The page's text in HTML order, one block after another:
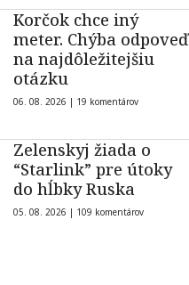
Korčok chce iný
meter. Chýba odpoveď
na najdôležitejšiu
otázku
06. 08. 2026 | 19 komentárov
Zelenskyj žiada o
“Starlink” pre útoky
do hĺbky Ruska
05. 08. 2026 | 109 komentárov